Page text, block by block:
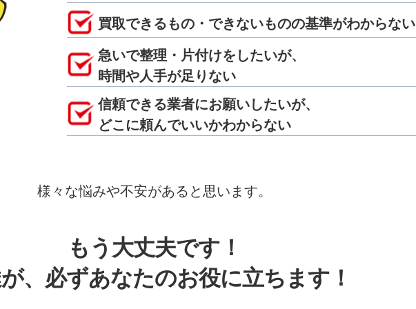
買取できるもの・できないものの基準がわからない
急いで整理・片付けをしたいが、
時間や人手が足りない
信頼できる業者にお願いしたいが、
どこに頼んでいいかわからない
様々な悩みや不安があると思います。
もう大丈夫です！
、必ずあなたのお役に立ちます！